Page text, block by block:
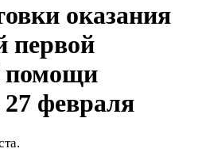
оказания
первой
помощи
февраля